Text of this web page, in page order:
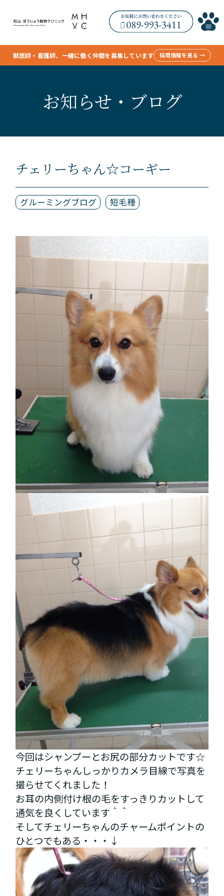
獣医師・看護師、一緒に働く仲間を募集しています 採用情報を見る →
お知らせ・ブログ
チェリーちゃん☆コーギー
グルーミングブログ 短毛種
今回はシャンプーとお尻の部分カットです☆
チェリーちゃんしっかりカメラ目線で写真を
撮らせてくれました！
お耳の内側付け根の毛をすっきりカットして
通気を良くしています＾＾
そしてチェリーちゃんのチャームポイントの
ひとつでもある・・・↓